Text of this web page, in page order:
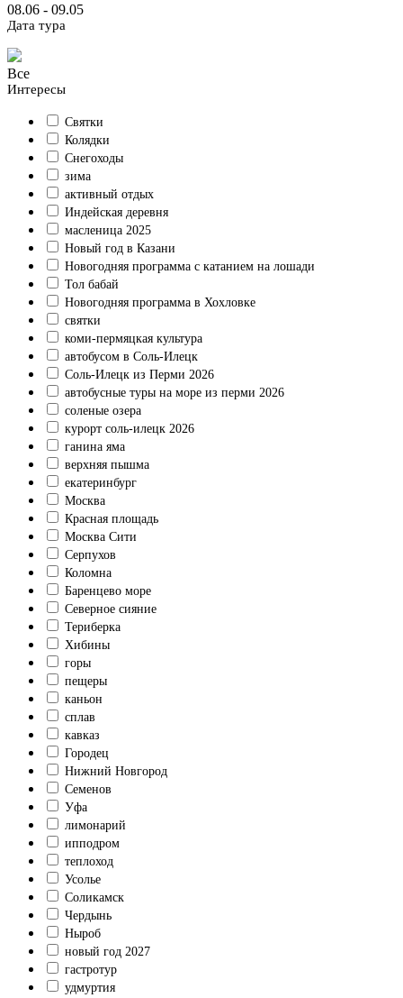
08.06 - 09.05
Дата тура
Все
Интересы
Святки
Колядки
Снегоходы
зима
активный отдых
Индейская деревня
масленица 2025
Новый год в Казани
Новогодняя программа с катанием на лошади
Тол бабай
Новогодняя программа в Хохловке
святки
коми-пермяцкая культура
автобусом в Соль-Илецк
Соль-Илецк из Перми 2026
автобусные туры на море из перми 2026
соленые озера
курорт соль-илецк 2026
ганина яма
верхняя пышма
екатеринбург
Москва
Красная площадь
Москва Сити
Серпухов
Коломна
Баренцево море
Северное сияние
Териберка
Хибины
горы
пещеры
каньон
сплав
кавказ
Городец
Нижний Новгород
Семенов
Уфа
лимонарий
ипподром
теплоход
Усолье
Соликамск
Чердынь
Ныроб
новый год 2027
гастротур
удмуртия